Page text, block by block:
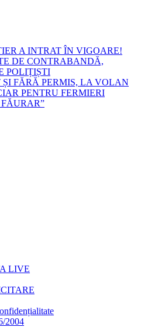
A INTRAT ÎN VIGOARE!
DE CONTRABANDĂ,
POLIȚIȘTI
ȘI FĂRĂ PERMIS, LA VOLAN
PENTRU FERMIERI
LIVE
2004